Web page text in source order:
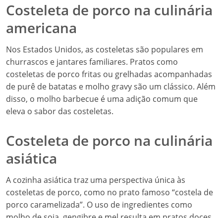
Costeleta de porco na culinária
americana
Nos Estados Unidos, as costeletas são populares em
churrascos e jantares familiares. Pratos como
costeletas de porco fritas ou grelhadas acompanhadas
de purê de batatas e molho gravy são um clássico. Além
disso, o molho barbecue é uma adição comum que
eleva o sabor das costeletas.
Costeleta de porco na culinária
asiática
A cozinha asiática traz uma perspectiva única às
costeletas de porco, como no prato famoso “costela de
porco caramelizada”. O uso de ingredientes como